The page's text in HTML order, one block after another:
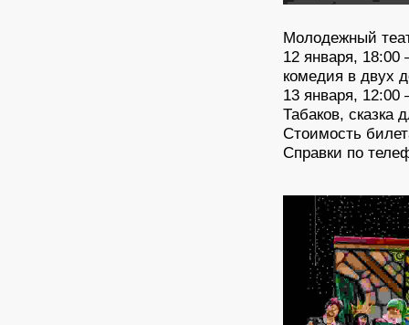
Молодежный
12 января,
комедия в двух
13 января,
Табаков, сказка
Стоимость
Справки по